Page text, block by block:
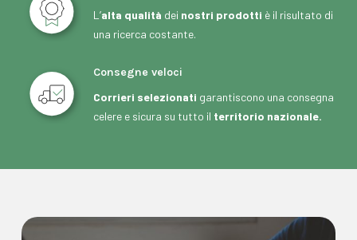
L’alta qualità dei nostri prodotti è il risultato di
una ricerca costante.
Consegne veloci
Corrieri selezionati garantiscono una consegna
celere e sicura su tutto il territorio nazionale.